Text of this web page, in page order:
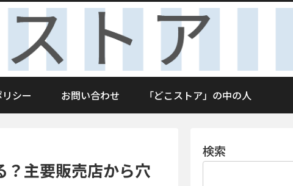
シー お問い合わせ 「どこストア」の中の人
？主要販売店から穴
検索